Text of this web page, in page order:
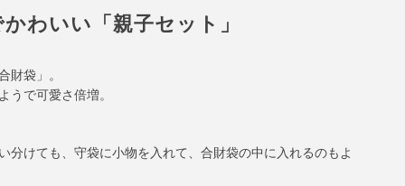
わいい「親子セット」
財袋」。
うで可愛さ倍増。
分けても、守袋に小物を入れて、合財袋の中に入れるのもよ